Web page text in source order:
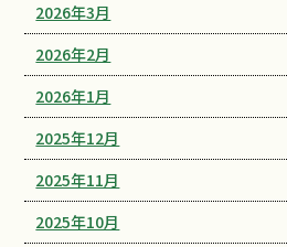
2026年3月
2026年2月
2026年1月
2025年12月
2025年11月
2025年10月